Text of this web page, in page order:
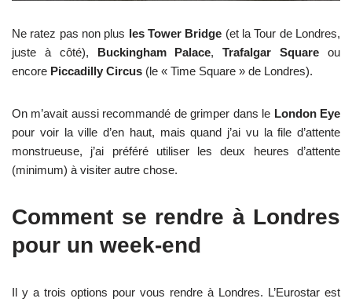
Ne ratez pas non plus les Tower Bridge (et la Tour de Londres,
juste à côté), Buckingham Palace,Trafalgar Square ou
encore Piccadilly Circus (le « Time Square » de Londres).
On m’avait aussi recommandé de grimper dans le London Eye
pour voir la ville d’en haut, mais quand j’ai vu la file d’attente
monstrueuse, j’ai préféré utiliser les deux heures d’attente
(minimum) à visiter autre chose.
Comment se rendre à Londres
pour un week-end
Il y a trois options pour vous rendre à Londres. L’Eurostar est